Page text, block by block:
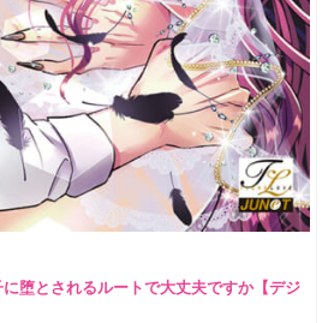
堕とされるルートで大丈夫ですか【デジ